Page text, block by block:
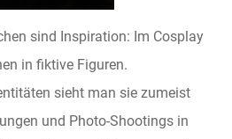
sind Inspiration: Im Cosplay
in fiktive Figuren.
sieht man sie zumeist
und Photo-Shootings in